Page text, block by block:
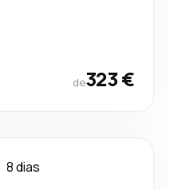
de323 €
8 dias